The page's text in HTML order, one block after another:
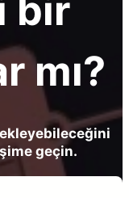
bir
mı?
geçin.